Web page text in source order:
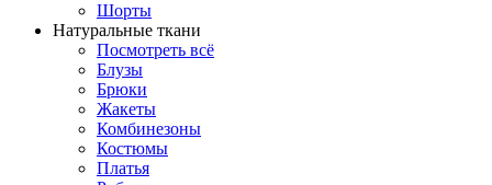
Шорты
Натуральные ткани
Посмотреть всё
Блузы
Брюки
Жакеты
Комбинезоны
Костюмы
Платья